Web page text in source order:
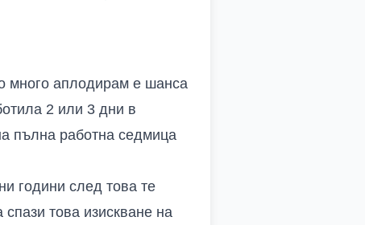
много аплодирам е шанса
2 или 3 дни в
пълна работна седмица
години след това те
това изискване на